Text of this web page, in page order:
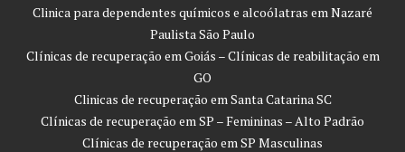
Clinica para dependentes químicos e alcoólatras em Nazaré
Paulista São Paulo
Clínicas de recuperação em Goiás – Clínicas de reabilitação em
GO
Clinicas de recuperação em Santa Catarina SC
Clínicas de recuperação em SP – Femininas – Alto Padrão
Clínicas de recuperação em SP Masculinas